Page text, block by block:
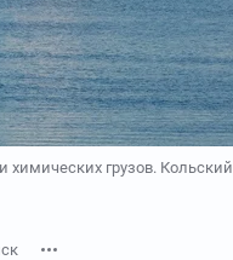
химических грузов. Кольский